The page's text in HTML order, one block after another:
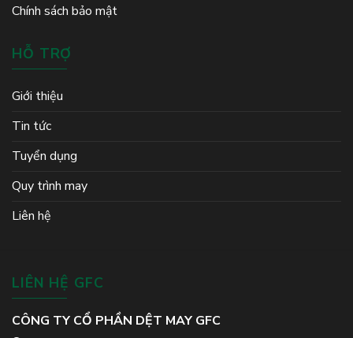
Chính sách bảo mật
HỖ TRỢ
Giới thiệu
Tin tức
Tuyển dụng
Quy trình may
Liên hệ
LIÊN HỆ GFC
CÔNG TY CỔ PHẦN DỆT MAY GFC